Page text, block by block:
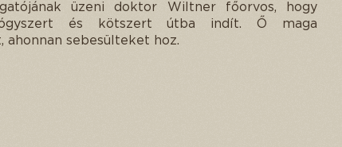
üzeni doktor Wiltner főorvos, hogy
és kötszert útba indít. Ő maga
sebesülteket hoz.